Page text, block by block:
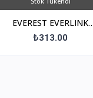
EVEREST EVERLINK
ESF208 8 PORT
₺313.00